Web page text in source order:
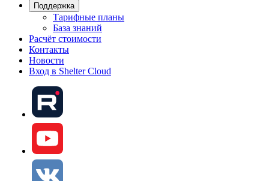
Поддержка
Тарифные планы
База знаний
Расчёт стоимости
Контакты
Новости
Вход в Shelter Cloud